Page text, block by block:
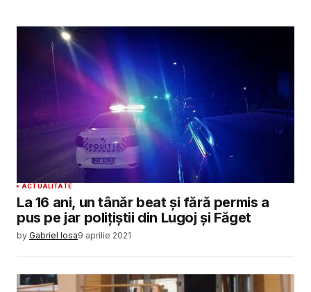
ACTUALITATE
La 16 ani, un tânăr beat și fără permis a
pus pe jar polițiștii din Lugoj și Făget
by Gabriel Iosa9 aprilie 2021